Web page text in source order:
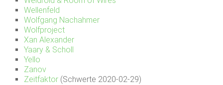
Wellenfeld
Wolfgang Nachahmer
Wolfproject
Xan Alexander
Yaary & Scholl
Yello
Zanov
Zeitfaktor (Schwerte 2020-02-29)